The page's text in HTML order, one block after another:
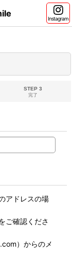
Instagram
STEP 3
完了
アドレスの場
ご確認くださ
）からのメ